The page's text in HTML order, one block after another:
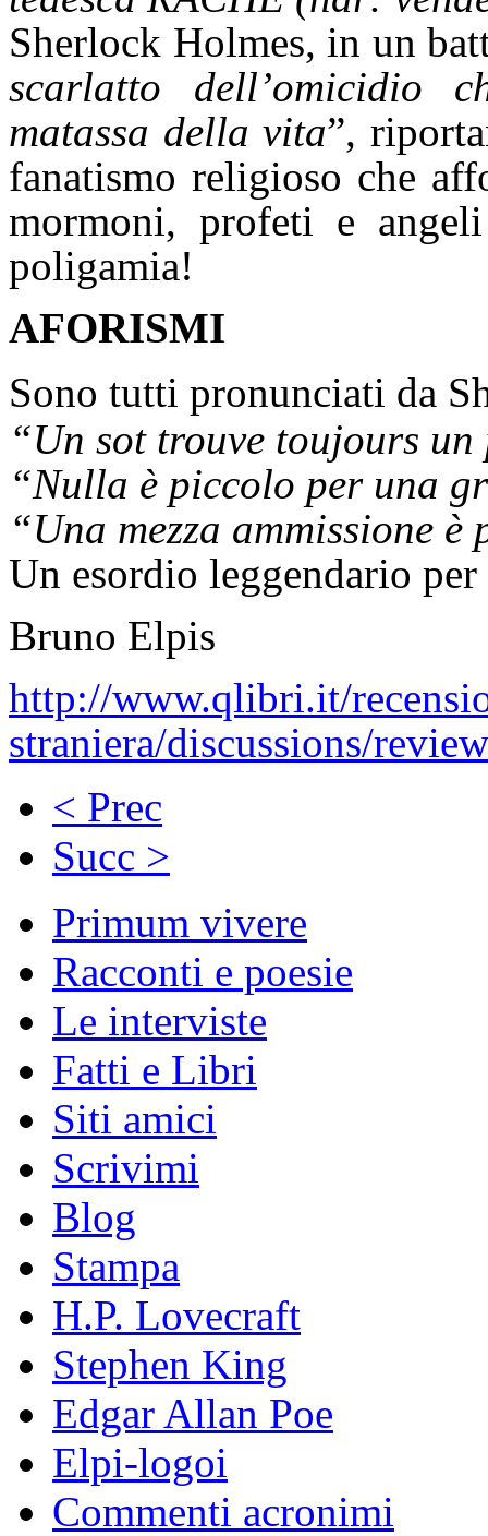
Sherlock Holmes, in un
scarlatto dell’omicidio
matassa della vita”,
fanatismo religioso che
mormoni, profeti e
poligamia!
AFORISMI
Sono tutti pronunciati da
“Un sot trouve toujours
“Nulla è piccolo per una
“Una mezza ammissione
Un esordio leggendario
Bruno Elpis
http://www.qlibri.it/
straniera/discussions/
< Prec
Succ >
Primum vivere
Racconti e poesie
Le interviste
Fatti e Libri
Siti amici
Scrivimi
Blog
Stampa
H.P. Lovecraft
Stephen King
Edgar Allan Poe
Elpi-logoi
Commenti acronimi